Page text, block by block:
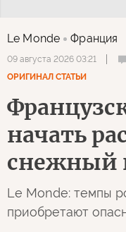
Le Monde Франция
09 августа 2026 03:21
ОРИГИНАЛ СТАТЬИ
начать
снежный
Le Monde: темпы
приобретают